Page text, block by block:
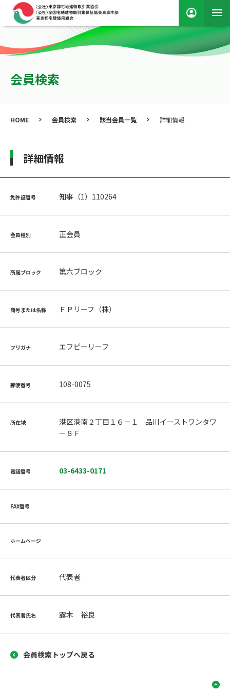
会員検索
HOME 会員検索 該当会員一覧 詳細情報
詳細情報
免許証番号 知事（1）110264
会員種別 正会員
所属ブロック 第六ブロック
商号または名称 ＦＰリーフ（株）
フリガナ エフピーリーフ
郵便番号 108-0075
所在地
港区港南２丁目１６－１ 品川イーストワンタワ
ー８Ｆ
電話番号 03-6433-0171
FAX番号
ホームページ
代表者区分 代表者
代表者氏名 露木 裕良
会員検索トップへ戻る